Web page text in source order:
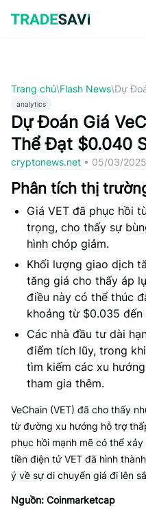
qua
nội
Trang chủ\Flash News\Dự
analytics
Dự Đoán Giá
Thể Đạt $0.040
cryptonews.net • 05/03/
Phân tích thị
Giá VET đã phục hồi
trọng, cho thấy sự
hình chóp giảm.
Khối lượng giao dịch
tăng giá cho thấy áp
điều này có thể thúc
khoảng từ $0.035 đến
Các nhà đầu tư dài
điểm tích lũy, trong
tìm kiếm các xu
tham gia thêm.
VeChain (VET) đã cho thấy
từ đường xu hướng hỗ trợ
phục hồi mạnh mẽ có thể
tiền điện tử VET đã hình
ý về sự di chuyển giá đi lên
Nguồn: Coinmarketcap